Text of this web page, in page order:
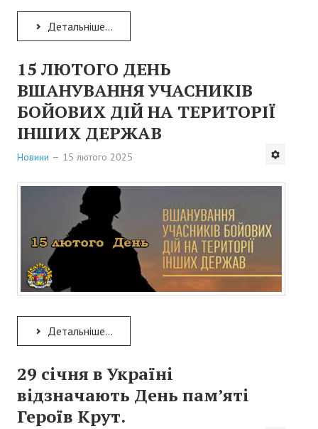
Детальніше...
15 ЛЮТОГО ДЕНЬ
ВШАНУВАННЯ УЧАСНИКІВ
БОЙОВИХ ДІЙ НА ТЕРИТОРІЇ
ІНШИХ ДЕРЖАВ
Новини 15 лютого 2025
Детальніше...
29 січня в Україні
відзначають День пам’яті
Героїв Крут.